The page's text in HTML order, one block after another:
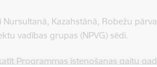
Kazahstānā, Robežu
vadības grupas (NPVG) sēdi.
Programmas īstenošanas gaitu